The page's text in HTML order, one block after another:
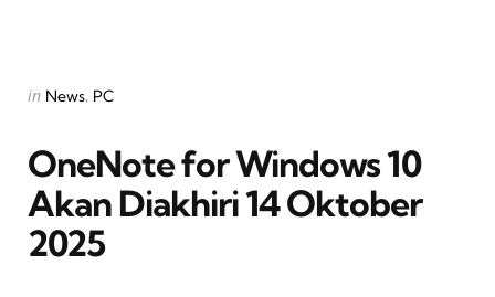
Categories
Posted
in News PC
OneNote for Windows 10
Akan Diakhiri 14 Oktober
2025